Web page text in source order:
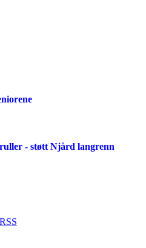
- støtt Njård langrenn
RSS